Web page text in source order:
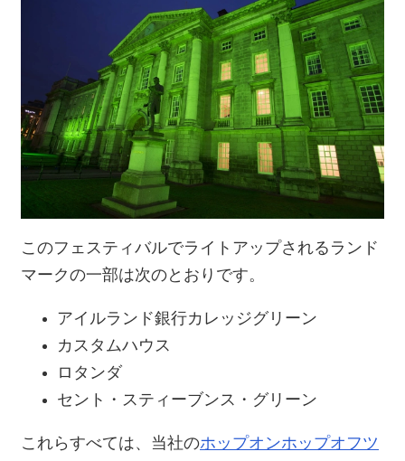
このフェスティバルでライトアップされるランド
マークの一部は次のとおりです。
アイルランド銀行カレッジグリーン
カスタムハウス
ロタンダ
セント・スティーブンス・グリーン
これらすべては、当社のホップオンホップオフツ